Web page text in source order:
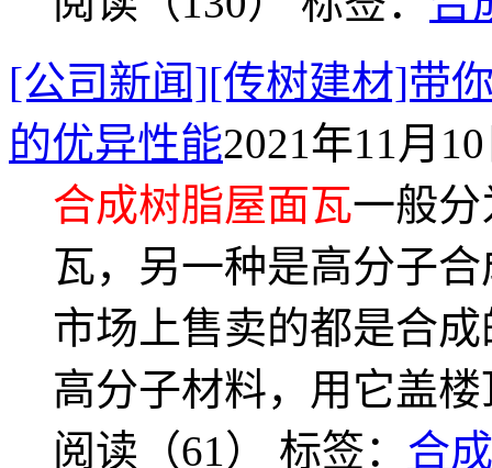
[公司新闻][传树建材]带
的优异性能2021年11月
合成树脂屋面瓦一般
瓦，另一种是高分子
市场上售卖的都是合
高分子材料，用它盖
阅读（61） 标签： 合